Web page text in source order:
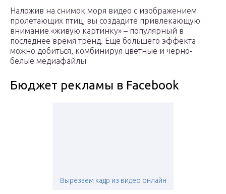
Наложив на снимок моря видео с изображением
пролетающих птиц, вы создадите привлекающую
внимание «живую картинку» – популярный в
последнее время тренд. Еще большего эффекта
можно добиться, комбинируя цветные и черно-
белые медиафайлы
Бюджет рекламы в Facebook
Вырезаем кадр из видео онлайн